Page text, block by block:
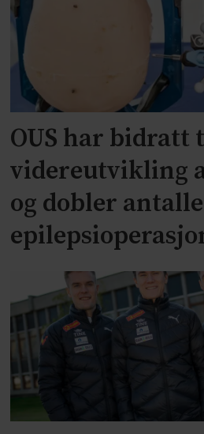
OUS har bidratt
videreutvikling
og dobler